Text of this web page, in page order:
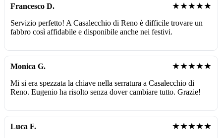
Francesco D. ★★★★★
Servizio perfetto! A Casalecchio di Reno è difficile trovare un
fabbro così affidabile e disponibile anche nei festivi.
Monica G. ★★★★★
Mi si era spezzata la chiave nella serratura a Casalecchio di
Reno. Eugenio ha risolto senza dover cambiare tutto. Grazie!
Luca F. ★★★★★